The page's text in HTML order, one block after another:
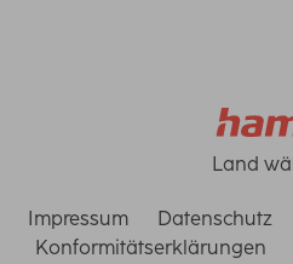
Land
Impressum Datenschutz
Konformitätserklärungen